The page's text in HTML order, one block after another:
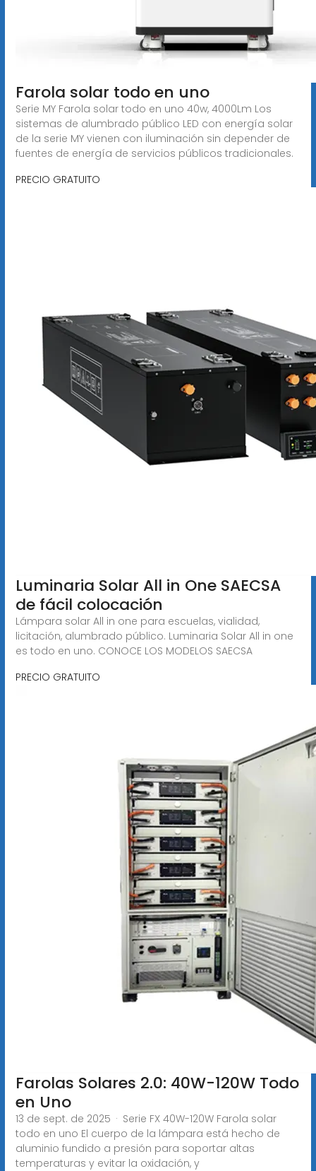
Farola solar todo en uno
Serie MY Farola solar todo en uno 40w, 4000Lm Los
sistemas de alumbrado público LED con energía solar
de la serie MY vienen con iluminación sin depender de
fuentes de energía de servicios públicos tradicionales.
PRECIO GRATUITO
Luminaria Solar All in One SAECSA
de fácil colocación
Lámpara solar All in one para escuelas, vialidad,
licitación, alumbrado público. Luminaria Solar All in one
es todo en uno. CONOCE LOS MODELOS SAECSA
PRECIO GRATUITO
Farolas Solares 2.0: 40W-120W Todo
en Uno
13 de sept. de 2025 · Serie FX 40W-120W Farola solar
todo en uno El cuerpo de la lámpara está hecho de
aluminio fundido a presión para soportar altas
temperaturas y evitar la oxidación, y